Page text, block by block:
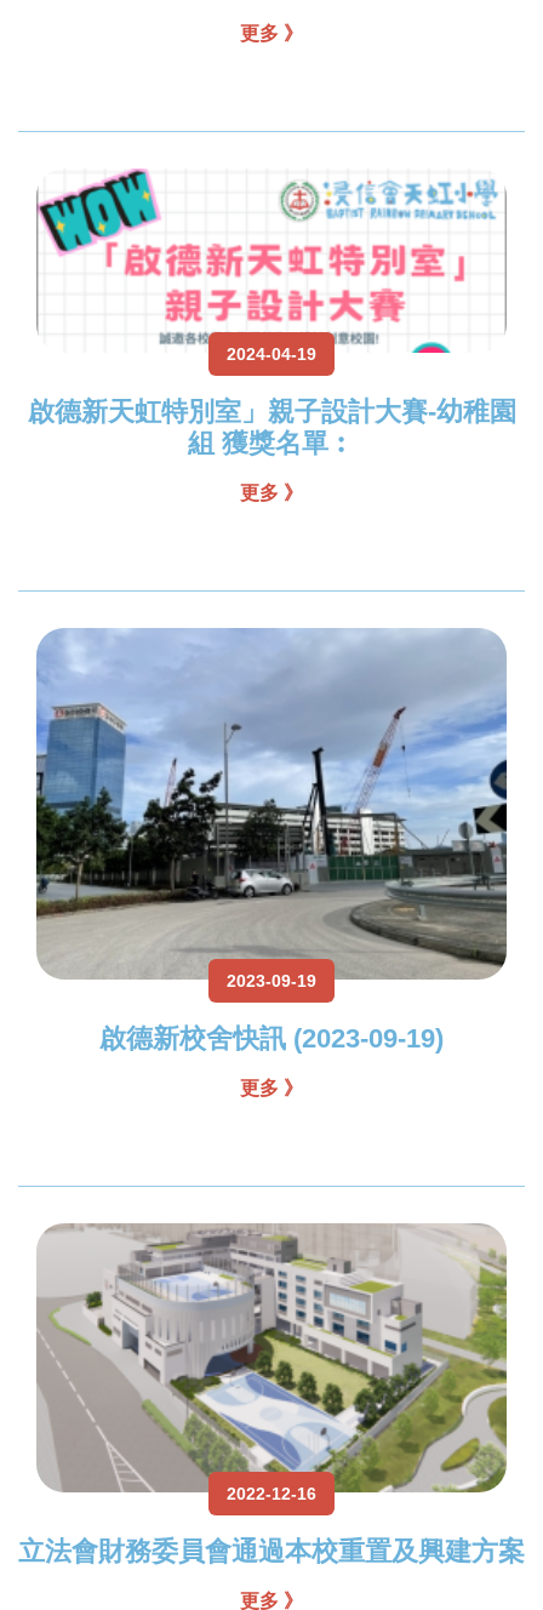
更多 》
2024-04-19
啟德新天虹特別室」親子設計大賽-幼稚園
組 獲獎名單︰
更多 》
2023-09-19
啟德新校舍快訊 (2023-09-19)
更多 》
2022-12-16
立法會財務委員會通過本校重置及興建方案
更多 》